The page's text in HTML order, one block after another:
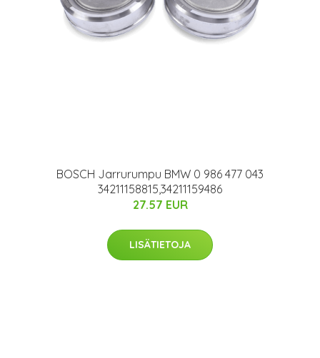
BOSCH Jarrurumpu BMW 0 986 477 043
34211158815,34211159486
27.57 EUR
LISÄTIETOJA